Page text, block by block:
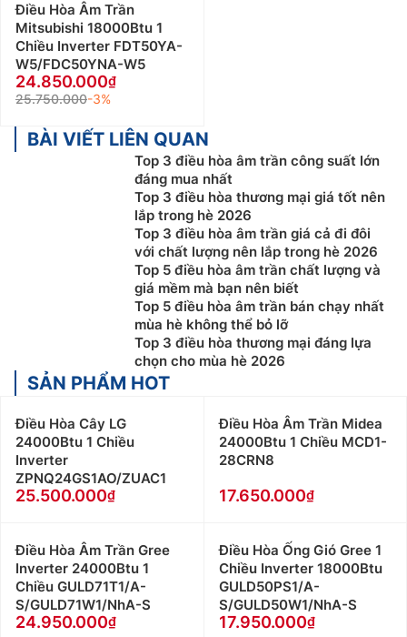
Điều Hòa Âm Trần
Mitsubishi 18000Btu 1
Chiều Inverter FDT50YA-
W5/FDC50YNA-W5
24.850.000
25.750.000-3%
BÀI VIẾT LIÊN QUAN
Top 3 điều hòa âm trần công suất lớn
đáng mua nhất
Top 3 điều hòa thương mại giá tốt nên
lắp trong hè 2026
Top 3 điều hòa âm trần giá cả đi đôi
với chất lượng nên lắp trong hè 2026
Top 5 điều hòa âm trần chất lượng và
giá mềm mà bạn nên biết
Top 5 điều hòa âm trần bán chạy nhất
mùa hè không thể bỏ lỡ
Top 3 điều hòa thương mại đáng lựa
chọn cho mùa hè 2026
SẢN PHẨM HOT
Điều Hòa Cây LG
24000Btu 1 Chiều
Inverter
ZPNQ24GS1AO/ZUAC1
25.500.000
Điều Hòa Âm Trần Midea
24000Btu 1 Chiều MCD1-
28CRN8
17.650.000
Điều Hòa Âm Trần Gree
Inverter 24000Btu 1
Chiều GULD71T1/A-
S/GULD71W1/NhA-S
24.950.000
Điều Hòa Ống Gió Gree 1
Chiều Inverter 18000Btu
GULD50PS1/A-
S/GULD50W1/NhA-S
17.950.000